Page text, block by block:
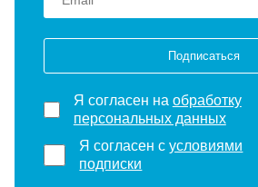
Подписаться
Я согласен на обработку
персональных данных
Я согласен сусловиями
подписки